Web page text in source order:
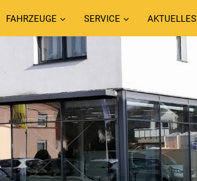
FAHRZEUGE SERVICE AKTUELLES